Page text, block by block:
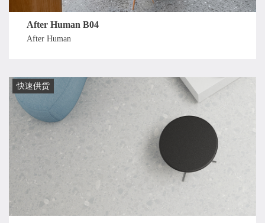
After Human B04
After Human
快速供货